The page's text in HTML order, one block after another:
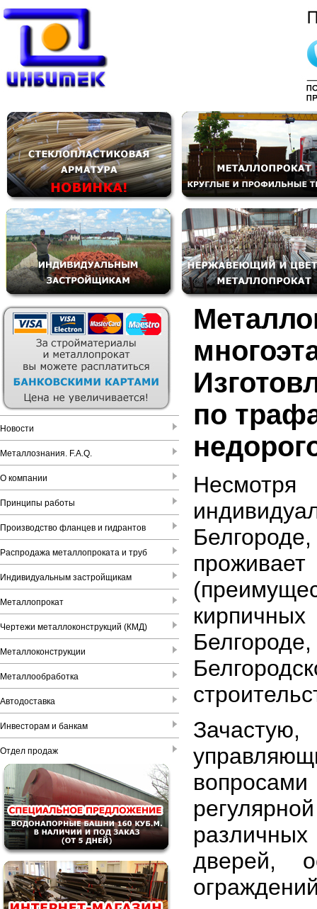
Новости
Металлознания. F.A.Q.
О компании
Принципы работы
Производство фланцев и гидрантов
Распродажа металлопроката и труб
Индивидуальным застройщикам
Металлопрокат
Чертежи металлоконструкций (КМД)
Металлоконструкции
Металлообработка
Автодоставка
Инвесторам и банкам
Отдел продаж
по
дверей,